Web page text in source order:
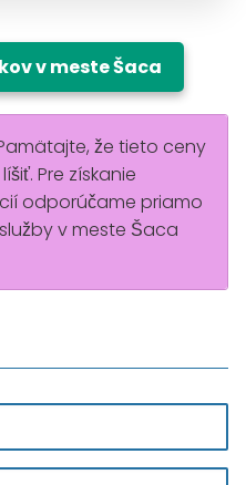
v meste Šaca
že tieto ceny
Pre získanie
odporúčame priamo
v meste Šaca